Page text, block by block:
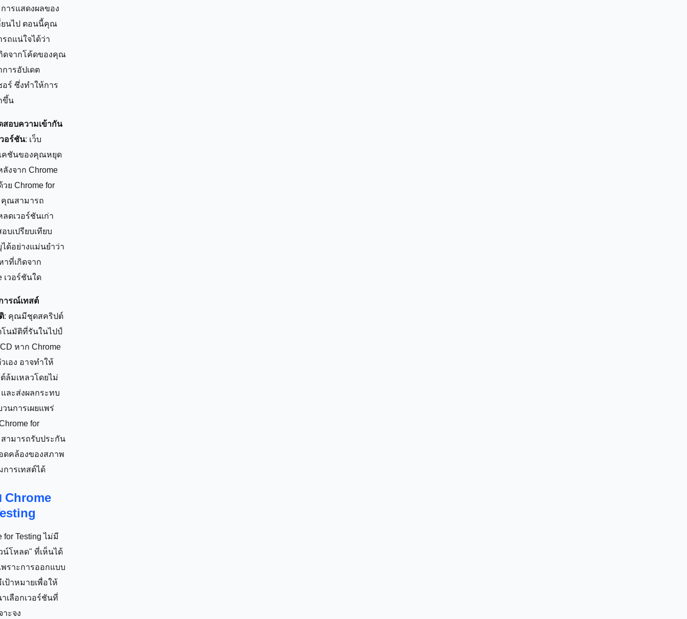
ารแสดงผลของ
ยนไป ตอนนี้คุณ
ถแน่ใจได้ว่า
ดจากโค้ดของคุณ
ารอัปเดต
อร์ ซึ่งทำให้การ
ขึ้น
สอบความเข้ากัน
อร์ชัน: เว็บ
คชันของคุณหยุด
งจาก Chrome
วย Chrome for
คุณสามารถ
ดเวอร์ชันเก่า
บเปรียบเทียบ
ด้อย่างแม่นยำว่า
าที่เกิดจาก
เวอร์ชันใด
ารณ์เทสต์
: คุณมีชุดสคริปต์
โนมัติที่รันในไปป์
หาก Chrome
เอง อาจทำให้
ล้มเหลวโดยไม่
ละส่งผลกระทบ
นการเผยแพร่
for
สามารถรับประกัน
ดคล้องของสภาพ
ารเทสต์ได้
Chrome
for Testing ไม่มี
น์โหลด" ที่เห็นได้
พราะการออกแบบ
ป้าหมายเพื่อให้
เลือกเวอร์ชันที่
าะจง